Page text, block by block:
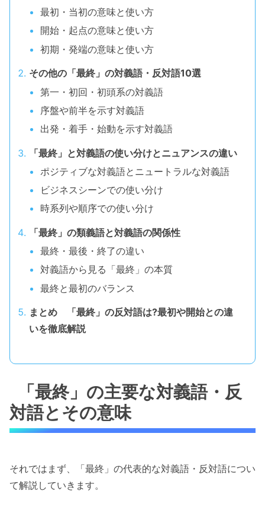
最初・当初の意味と使い方
開始・起点の意味と使い方
初期・発端の意味と使い方
その他の「最終」の対義語・反対語10選
第一・初回・初頭系の対義語
序盤や前半を示す対義語
出発・着手・始動を示す対義語
「最終」と対義語の使い分けとニュアンスの違い
ポジティブな対義語とニュートラルな対義語
ビジネスシーンでの使い分け
時系列や順序での使い分け
「最終」の類義語と対義語の関係性
最終・最後・終了の違い
対義語から見る「最終」の本質
最終と最初のバランス
まとめ 「最終」の反対語は?最初や開始との違
いを徹底解説
「最終」の主要な対義語・反
対語とその意味
それではまず、「最終」の代表的な対義語・反対語につい
て解説していきます。